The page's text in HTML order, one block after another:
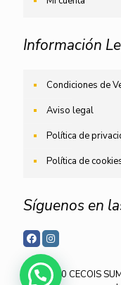
Información
Condiciones de
Aviso legal
Política de
Política de
Síguenos en
© 2020 CECOIS